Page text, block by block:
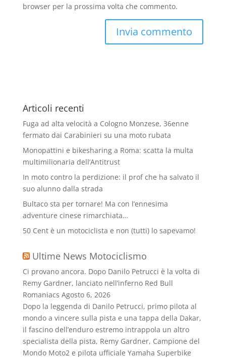
browser per la prossima volta che commento.
Articoli recenti
Fuga ad alta velocità a Cologno Monzese, 36enne
fermato dai Carabinieri su una moto rubata
Monopattini e bikesharing a Roma: scatta la multa
multimilionaria dell’Antitrust
In moto contro la perdizione: il prof che ha salvato il
suo alunno dalla strada
Bultaco sta per tornare! Ma con l’ennesima
adventure cinese rimarchiata…
50 Cent è un motociclista e non (tutti) lo sapevamo!
Ultime News Motociclismo
Ci provano ancora. Dopo Danilo Petrucci è la volta di
Remy Gardner, lanciato nell’inferno Red Bull
Romaniacs Agosto 6, 2026
Dopo la leggenda di Danilo Petrucci, primo pilota al
mondo a vincere sulla pista e una tappa della Dakar,
il fascino dell’enduro estremo intrappola un altro
specialista della pista, Remy Gardner, Campione del
Mondo Moto2 e pilota ufficiale Yamaha Superbike